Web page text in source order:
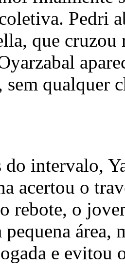
Pedri
que cruzou
qualquer
do intervalo,
acertou o
rebote, o
área,
e evitou